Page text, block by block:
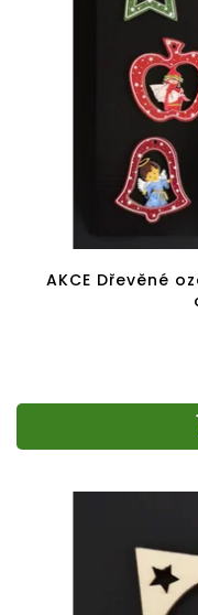
AKCE Dřevěné